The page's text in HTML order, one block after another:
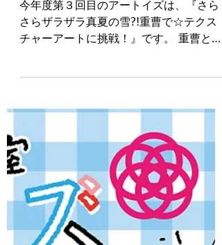
戦！』参加者募集中！
今年度第３回目のアートイズは、『さら
ラザラなテクスチャーアートを作りま
夏の雪！ 絵の具を使ってカラフルにも。
ペインティングナイフを使えば油絵風
に。 重曹をアートであそび尽くしましょ
う☆ ぜひおこしください。 お待ちしてい
ます☆ 【日時】2026年7月26日（日）
13:30～15:30 【講師】佐貫 巧（佐賀女
子短期大学こども未来学科 准教授） 【対